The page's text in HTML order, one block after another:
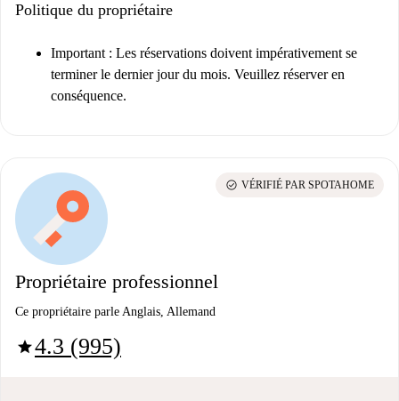
Politique du propriétaire
Important : Les réservations doivent impérativement se
terminer le dernier jour du mois. Veuillez réserver en
conséquence.
Propriétaire professionnel
Ce propriétaire parle Anglais, Allemand
star4.3 (995)
check_circle VÉRIFIÉ PAR SPOTAHOME